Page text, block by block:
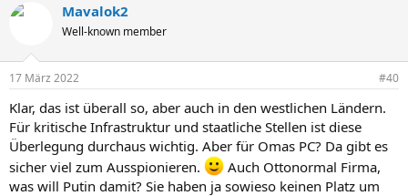
Mavalok2
Well-known member
17 März 2022 #40
Klar, das ist überall so, aber auch in den westlichen Ländern.
Für kritische Infrastruktur und staatliche Stellen ist diese
Überlegung durchaus wichtig. Aber für Omas PC? Da gibt es
sicher viel zum Ausspionieren.
Auch Ottonormal Firma,
was will Putin damit? Sie haben ja sowieso keinen Platz um